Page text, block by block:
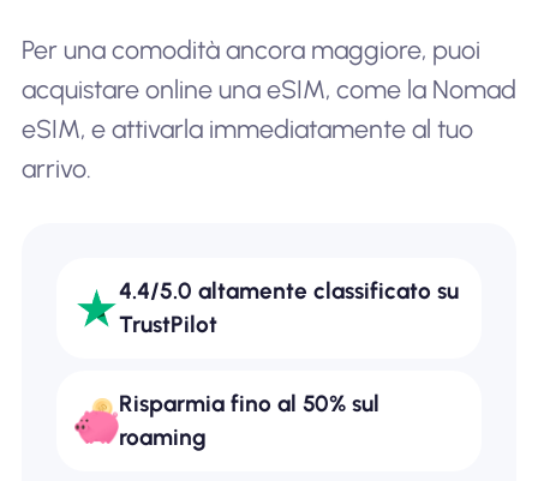
Per una comodità ancora maggiore, puoi
acquistare online una eSIM, come la Nomad
eSIM, e attivarla immediatamente al tuo
arrivo.
4.4/5.0 altamente classificato su
TrustPilot
Risparmia fino al 50% sul
roaming